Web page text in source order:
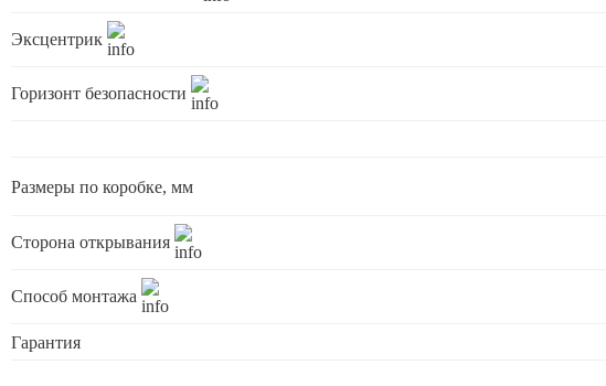
Эксцентрик
Горизонт безопасности
Размеры по коробке, мм
Сторона открывания
Способ монтажа
Гарантия